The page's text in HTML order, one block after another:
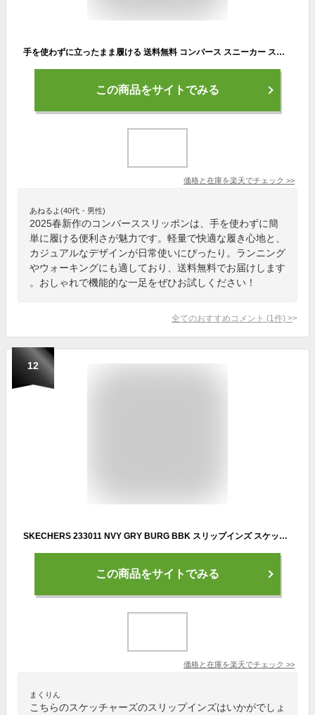
手を使わずに立ったまま履ける 送料無料 コンバース スニーカー スリッポン メンズ CONVERSE RUNNING CAVESTAR ケイブスター SS スリットスライド ロウカット デイリー カジュアル ランニング ジョギング ウォーキング シューズ 靴 定番 2025春新作
この商品をサイトでみる
価格と在庫を楽天でチェック >>
あねるよ(40代・男性)
2025春新作のコンバーススリッポンは、手を使わずに簡
単に履ける便利さが魅力です。軽量で快適な履き心地と、
カジュアルなデザインが日常使いにぴったり。ランニング
やウォーキングにも適しており、送料無料でお届けします
。おしゃれで機能的な一足をぜひお試しください！
全てのおすすめコメント (1 件) >
12
SKECHERS 233011 NVY GRY BURG BBK スリップインズ スケッチャーズ スリップインズ グライドステップ - ゼフィール メンズ スリッポンシューズ ハンズフリー 男性靴 ブラック ネイビー ワイン グレー 楽天市場 楽天検索 サーチ ランキング 広告 通販
この商品をサイトでみる
価格と在庫を楽天でチェック >>
まくりん
こちらのスケッチャーズのスリップインズはいかがでしょ